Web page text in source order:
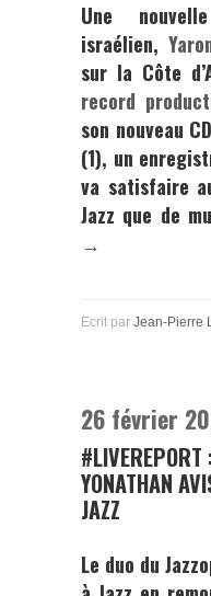
Une
israélien,
sur la Côte
record
son nouveau
(1), un
va satisfaire
Jazz que de
→
Ecrit par Jean-Pierre
26 février
YONATHAN
JAZZ
Le duo du